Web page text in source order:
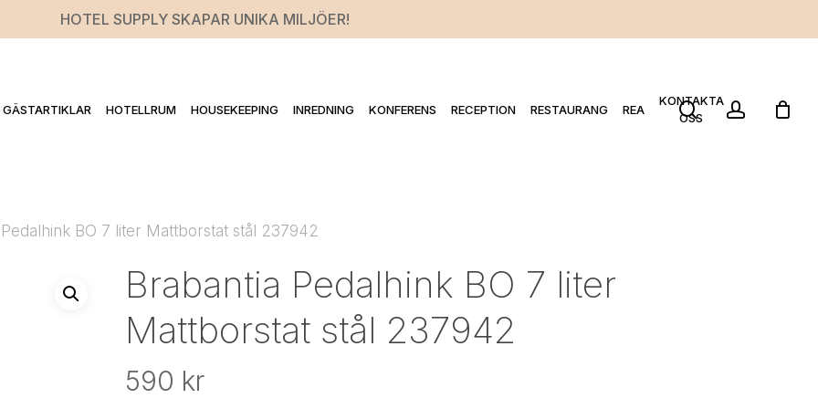
HOTEL SUPPLY SKAPAR UNIKA MILJÖER!
GÄSTARTIKLAR HOTELLRUM HOUSEKEEPING INREDNING KONFERENS RECEPTION RESTAURANG REA
KONTAKTA
OSSsearchaccount
BO 7 liter Mattborstat stål 237942
Brabantia Pedalhink BO 7 liter
Mattborstat stål 237942
590 kr